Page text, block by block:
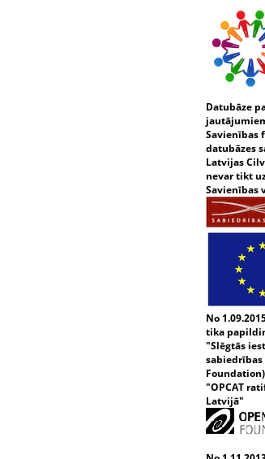
Datubāze
Savienības
datubāzes
Latvijas
nevar tikt
Savienības
No
tika
"Slēgtās
sabiedrības
"OPCAT
Latvijā"